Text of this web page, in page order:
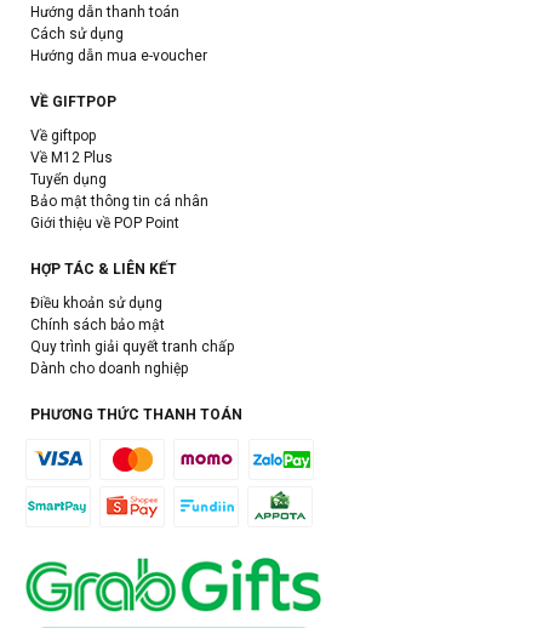
Hướng dẫn thanh toán
Cách sử dụng
Hướng dẫn mua e-voucher
VỀ GIFTPOP
Về giftpop
Về M12 Plus
Tuyển dụng
Bảo mật thông tin cá nhân
Giới thiệu về POP Point
HỢP TÁC & LIÊN KẾT
Điều khoản sử dụng
Chính sách bảo mật
Quy trình giải quyết tranh chấp
Dành cho doanh nghiệp
PHƯƠNG THỨC THANH TOÁN